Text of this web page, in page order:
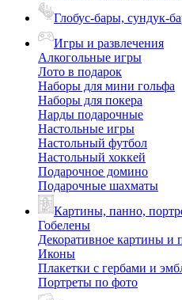
Глобус-бары, сундук-
Игры и развлечения
Алкогольные игры
Лото в подарок
Наборы для мини гольфа
Наборы для покера
Нарды подарочные
Настольные игры
Настольный футбол
Настольный хоккей
Подарочное домино
Подарочные шахматы
Картины, панно,
Гобелены
Декоративное картины и
Иконы
Плакетки с гербами и
Портреты по фото